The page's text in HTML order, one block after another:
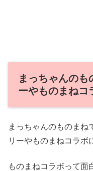
まっちゃんのも
ーやものまねコ
まっちゃんのものまね
リーやものまねコラボ
ものまねコラボって面